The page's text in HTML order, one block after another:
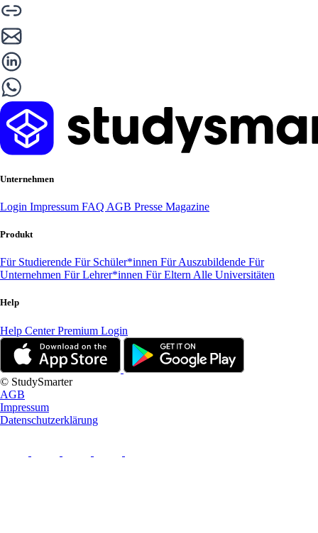
Unternehmen
Login Impressum FAQ AGB Presse Magazine
Produkt
Für Studierende Für Schüler*innen Für Auszubildende Für
Unternehmen Für Lehrer*innen Für Eltern Alle Universitäten
Help
Help CenterPremium Login
© StudySmarter
AGB
Impressum
Datenschutzerklärung